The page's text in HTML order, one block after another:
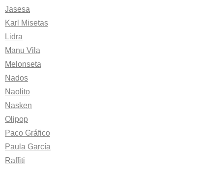
Jasesa
Karl Misetas
Lidra
Manu Vila
Melonseta
Nados
Naolito
Nasken
Olipop
Paco Gráfico
Paula García
Raffiti